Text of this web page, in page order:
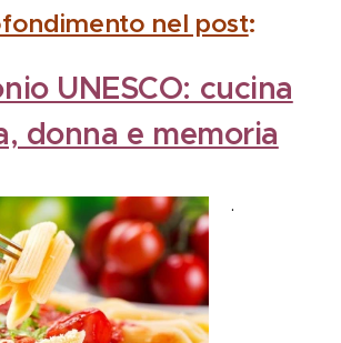
nel post:
UNESCO: cucina
donna e memoria
.